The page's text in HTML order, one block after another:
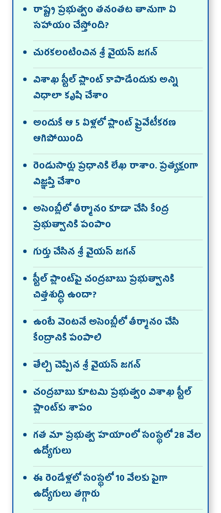
రాష్ట్ర ప్రభుత్వం తనంతట తానుగా ఏ
సహాయం చేస్తోంది?
చురకలంటించిన శ్రీ వైయస్‌ జగన్‌
విశాఖ స్టీల్‌ ప్లాంట్‌ కాపాడేందుకు అన్ని
విధాలా కృషి చేశాం
అందుకే ఆ 5 ఏళ్లలో ప్లాంట్‌ ప్రైవేటీకరణ
ఆగిపోయింది
రెండుసార్లు ప్రధానికి లేఖ రాశాం. ప్రత్యక్షంగా
విజ్ఞప్తి చేశాం
అసెంబ్లీలో తీర్మానం కూడా చేసి కేంద్ర
ప్రభుత్వానికి పంపాం
గుర్తు చేసిన శ్రీ వైయస్‌ జగన్‌
స్టీల్‌ ప్లాంట్‌పై చంద్రబాబు ప్రభుత్వానికి
చిత్తశుద్ధి ఉందా?
ఉంటే వెంటనే అసెంబ్లీలో తీర్మానం చేసి
కేంద్రానికి పంపాలి
తేల్చి చెప్పిన శ్రీ వైయస్‌ జగన్‌
చంద్రబాబు కూటమి ప్రభుత్వం విశాఖ స్టీల్‌
ప్లాంట్‌కు శాపం
గత మా ప్రభుత్వ హయాంలో సంస్థలో 28 వేల
ఉద్యోగులు
ఈ రెండేళ్లలో సంస్థలో 10 వేలకు పైగా
ఉద్యోగులు తగ్గారు